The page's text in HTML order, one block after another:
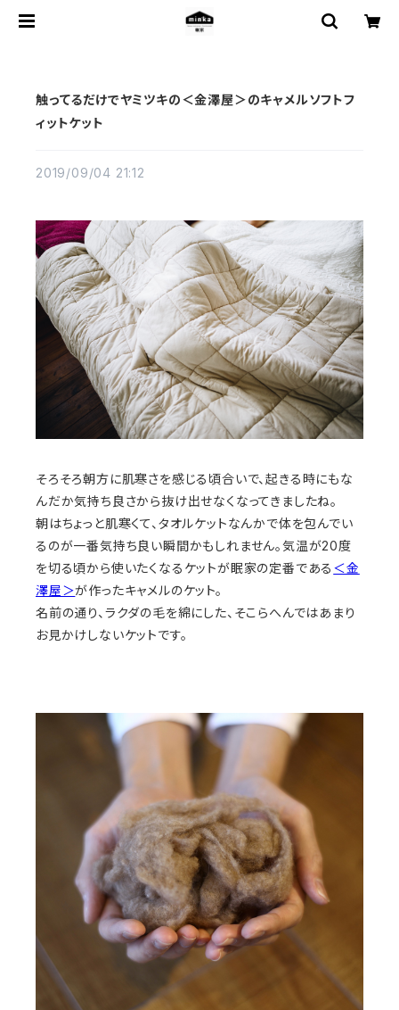
触ってるだけでヤミツキの＜金澤屋＞のキャメルソフトフ
ィットケット
2019/09/04 21:12
そろそろ朝方に肌寒さを感じる頃合いで、起きる時にもな
んだか気持ち良さから抜け出せなくなってきましたね。
朝はちょっと肌寒くて、タオルケットなんかで体を包んでい
るのが一番気持ち良い瞬間かもしれません。気温が20度
を切る頃から使いたくなるケットが眠家の定番である ＜金
澤屋＞が作ったキャメルのケット。
名前の通り、ラクダの毛を綿にした、そこらへんではあまり
お見かけしないケットです。